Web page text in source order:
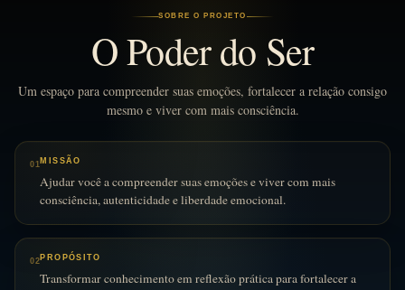
SOBRE O PROJETO
O Poder do Ser
Um espaço para compreender suas emoções, fortalecer a relação consigo
mesmo e viver com mais consciência.
01MISSÃO
Ajudar você a compreender suas emoções e viver com mais
consciência, autenticidade e liberdade emocional.
02PROPÓSITO
Transformar conhecimento em reflexão prática para fortalecer a